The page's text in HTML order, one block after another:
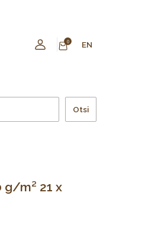
0 EN
Otsi
g/m² 21 x